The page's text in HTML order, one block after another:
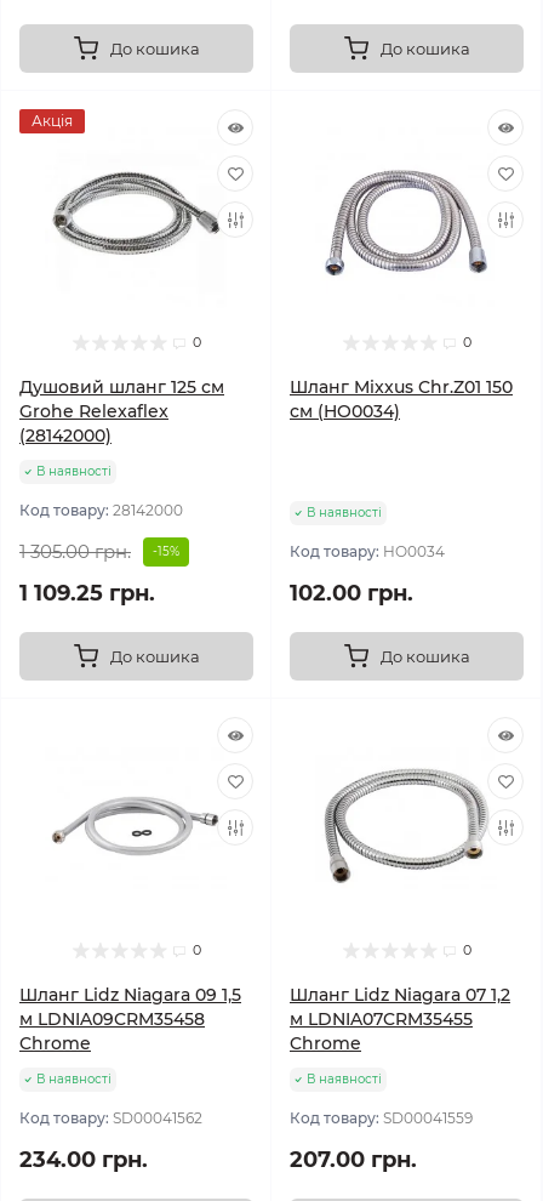
До кошика До кошика
Акція
0
Душовий шланг 125 см
Grohe Relexaflex
(28142000)
В наявності
Код товару: 28142000
1 305.00 грн. -15%
1 109.25 грн.
До кошика
0
Шланг Mixxus Chr.Z01 150
см (HO0034)
В наявності
Код товару: HO0034
102.00 грн.
До кошика
0
Шланг Lidz Niagara 09 1,5
м LDNIA09CRM35458
Chrome
В наявності
Код товару: SD00041562
234.00 грн.
0
Шланг Lidz Niagara 07 1,2
м LDNIA07CRM35455
Chrome
В наявності
Код товару: SD00041559
207.00 грн.